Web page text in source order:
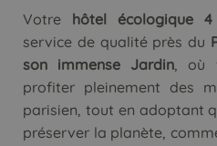
Votre hôtel écologique
service de qualité près du
son immense Jardin, où
profiter pleinement des
parisien, tout en adoptant
préserver la planète,